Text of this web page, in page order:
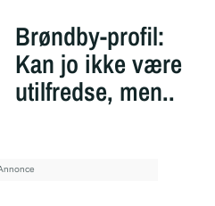
Brøndby-profil:
Kan jo ikke være
utilfredse, men..